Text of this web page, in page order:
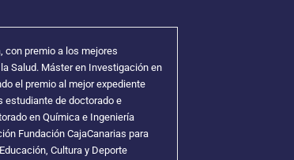
con premio a los mejores
Salud. Máster en Investigación en
el premio al mejor expediente
estudiante de doctorado e
en Química e Ingeniería
Fundación CajaCanarias para
Cultura y Deporte